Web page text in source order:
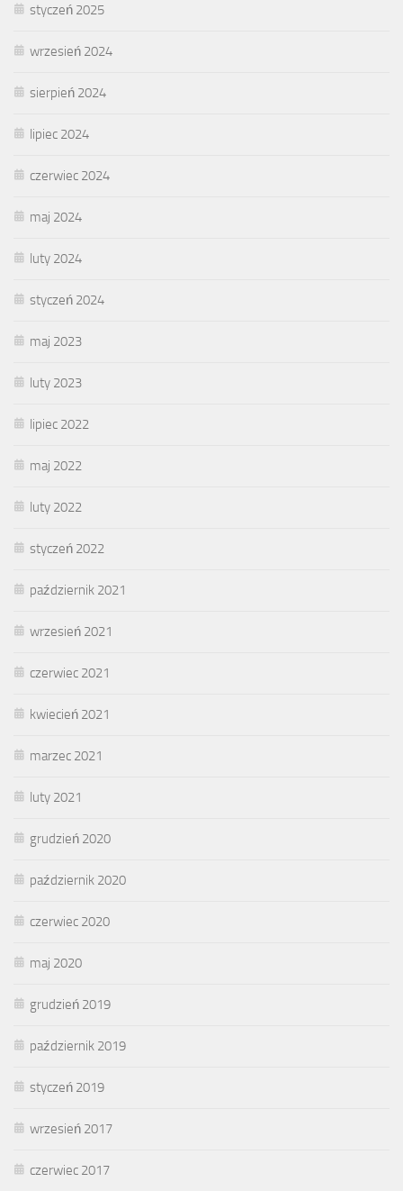
styczeń 2025
wrzesień 2024
sierpień 2024
lipiec 2024
czerwiec 2024
maj 2024
luty 2024
styczeń 2024
maj 2023
luty 2023
lipiec 2022
maj 2022
luty 2022
styczeń 2022
październik 2021
wrzesień 2021
czerwiec 2021
kwiecień 2021
marzec 2021
luty 2021
grudzień 2020
październik 2020
czerwiec 2020
maj 2020
grudzień 2019
październik 2019
styczeń 2019
wrzesień 2017
czerwiec 2017